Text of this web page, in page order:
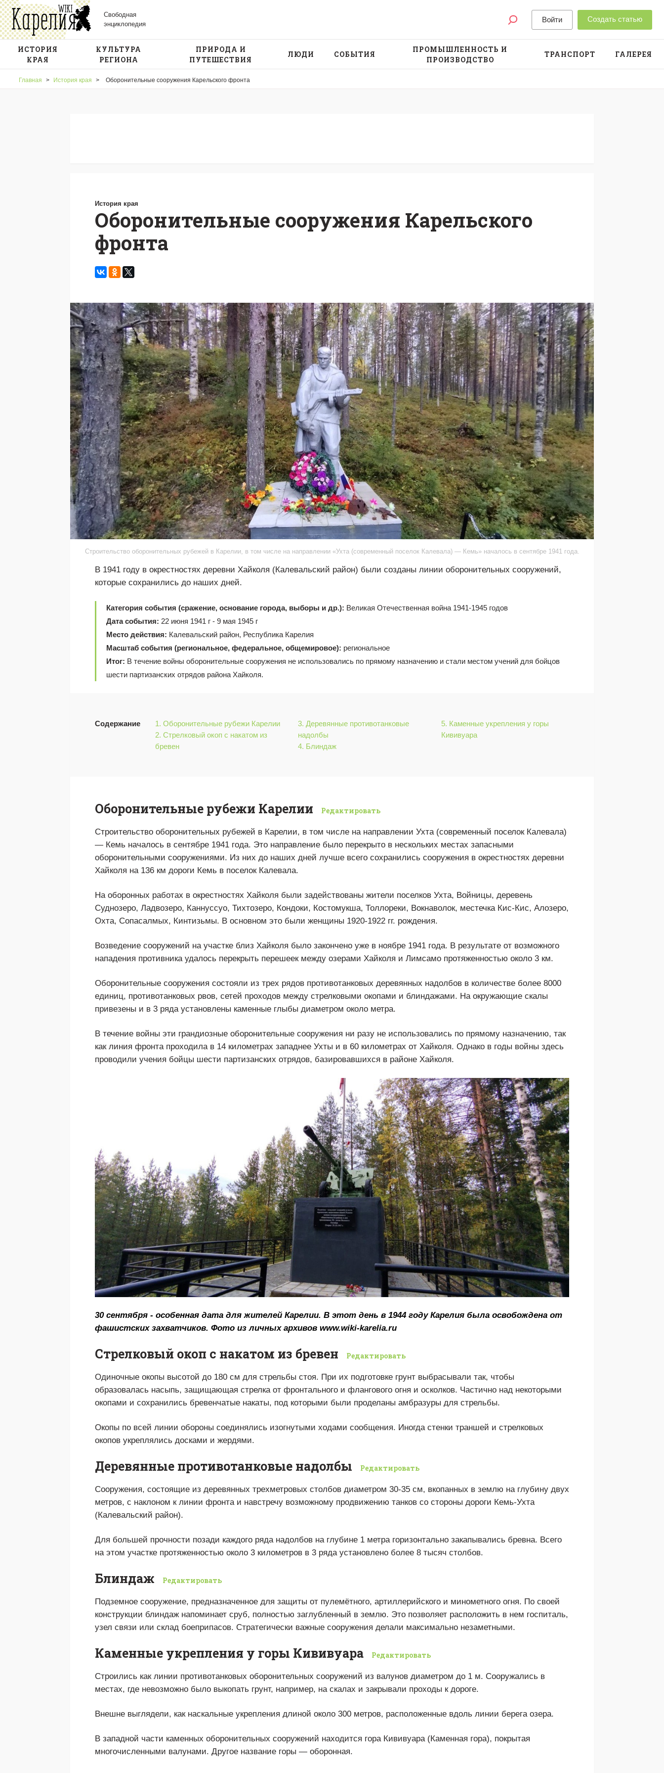
Свободная
энциклопедия
Войти Создать статью
ИСТОРИЯ
КРАЯ
КУЛЬТУРА
РЕГИОНА
ПРИРОДА И
ПУТЕШЕСТВИЯ
ЛЮДИ СОБЫТИЯ
ПРОМЫШЛЕННОСТЬ И
ПРОИЗВОДСТВО
ТРАНСПОРТ ГАЛЕРЕЯ
Главная > История края > Оборонительные сооружения Карельского фронта
История края
Оборонительные сооружения Карельского
фронта
Строительство оборонительных рубежей в Карелии, в том числе на направлении «Ухта (современный поселок Калевала) — Кемь» началось в сентябре 1941 года.
В 1941 году в окрестностях деревни Хайколя (Калевальский район) были созданы линии оборонительных сооружений,
которые сохранились до наших дней.
Категория события (сражение, основание города, выборы и др.): Великая Отечественная война 1941-1945 годов
Дата события: 22 июня 1941 г - 9 мая 1945 г
Место действия: Калевальский район, Республика Карелия
Масштаб события (региональное, федеральное, общемировое): региональное
Итог: В течение войны оборонительные сооружения не использовались по прямому назначению и стали местом учений для бойцов
шести партизанских отрядов района Хайколя.
Содержание
1. Оборонительные рубежи Карелии
2. Стрелковый окоп с накатом из
бревен
3. Деревянные противотанковые
надолбы
4. Блиндаж
5. Каменные укрепления у горы
Кививуара
Оборонительные рубежи Карелии Редактировать
Строительство оборонительных рубежей в Карелии, в том числе на направлении Ухта (современный поселок Калевала)
— Кемь началось в сентябре 1941 года. Это направление было перекрыто в нескольких местах запасными
оборонительными сооружениями. Из них до наших дней лучше всего сохранились сооружения в окрестностях деревни
Хайколя на 136 км дороги Кемь в поселок Калевала.
На оборонных работах в окрестностях Хайколя были задействованы жители поселков Ухта, Войницы, деревень
Суднозеро, Ладвозеро, Каннуссуо, Тихтозеро, Кондоки, Костомукша, Толлореки, Вокнаволок, местечка Кис-Кис, Алозеро,
Охта, Сопасалмых, Кинтизьмы. В основном это были женщины 1920-1922 гг. рождения.
Возведение сооружений на участке близ Хайколя было закончено уже в ноябре 1941 года. В результате от возможного
нападения противника удалось перекрыть перешеек между озерами Хайколя и Лимсамо протяженностью около 3 км.
Оборонительные сооружения состояли из трех рядов противотанковых деревянных надолбов в количестве более 8000
единиц, противотанковых рвов, сетей проходов между стрелковыми окопами и блиндажами. На окружающие скалы
привезены и в 3 ряда установлены каменные глыбы диаметром около метра.
В течение войны эти грандиозные оборонительные сооружения ни разу не использовались по прямому назначению, так
как линия фронта проходила в 14 километрах западнее Ухты и в 60 километрах от Хайколя. Однако в годы войны здесь
проводили учения бойцы шести партизанских отрядов, базировавшихся в районе Хайколя.
30 сентября - особенная дата для жителей Карелии. В этот день в 1944 году Карелия была освобождена от
фашистских захватчиков. Фото из личных архивов www.wiki-karelia.ru
Стрелковый окоп с накатом из бревен Редактировать
Одиночные окопы высотой до 180 см для стрельбы стоя. При их подготовке грунт выбрасывали так, чтобы
образовалась насыпь, защищающая стрелка от фронтального и флангового огня и осколков. Частично над некоторыми
окопами и сохранились бревенчатые накаты, под которыми были проделаны амбразуры для стрельбы.
Окопы по всей линии обороны соединялись изогнутыми ходами сообщения. Иногда стенки траншей и стрелковых
окопов укреплялись досками и жердями.
Деревянные противотанковые надолбы Редактировать
Сооружения, состоящие из деревянных трехметровых столбов диаметром 30-35 см, вкопанных в землю на глубину двух
метров, с наклоном к линии фронта и навстречу возможному продвижению танков со стороны дороги Кемь-Ухта
(Калевальский район).
Для большей прочности позади каждого ряда надолбов на глубине 1 метра горизонтально закапывались бревна. Всего
на этом участке протяженностью около 3 километров в 3 ряда установлено более 8 тысяч столбов.
Блиндаж Редактировать
Подземное сооружение, предназначенное для защиты от пулемётного, артиллерийского и минометного огня. По своей
конструкции блиндаж напоминает сруб, полностью заглубленный в землю. Это позволяет расположить в нем госпиталь,
узел связи или склад боеприпасов. Стратегически важные сооружения делали максимально незаметными.
Каменные укрепления у горы Кививуара Редактировать
Строились как линии противотанковых оборонительных сооружений из валунов диаметром до 1 м. Сооружались в
местах, где невозможно было выкопать грунт, например, на скалах и закрывали проходы к дороге.
Внешне выглядели, как наскальные укрепления длиной около 300 метров, расположенные вдоль линии берега озера.
В западной части каменных оборонительных сооружений находится гора Кививуара (Каменная гора), покрытая
многочисленными валунами. Другое название горы — оборонная.